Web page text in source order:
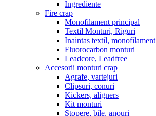
Ingrediente
Fire crap
Monofilament principal
Textil Monturi, Riguri
Inaintas textil, monofilament
Fluorocarbon monturi
Leadcore, Leadfree
Accesorii monturi crap
Agrafe, vartejuri
Clipsuri, conuri
Kickers, aligners
Kit monturi
Stopere, bile, anouri